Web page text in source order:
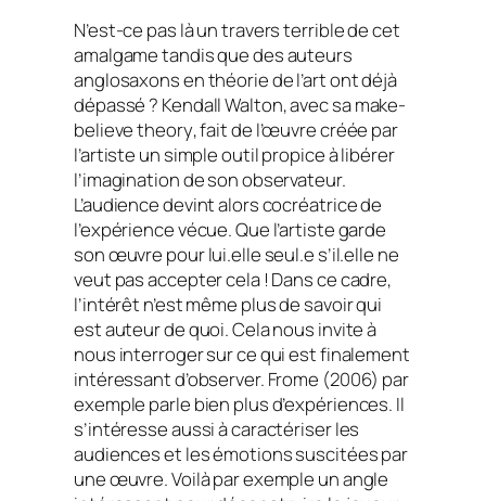
N’est-ce pas là un travers terrible de cet
amalgame tandis que des auteurs
anglosaxons en théorie de l’art ont déjà
dépassé ? Kendall Walton, avec samake-
believe theory, fait de l’œuvre créée par
l’artiste un simple outil propice à libérer
l’imagination de son observateur.
L’audience devint alors cocréatrice de
l’expérience vécue. Que l’artiste garde
son œuvre pour lui.elle seul.e s’il.elle ne
veut pas accepter cela ! Dans ce cadre,
l’intérêt n’est même plus de savoir qui
est auteur de quoi. Cela nous invite à
nous interroger sur ce qui est finalement
intéressant d’observer. Frome (2006) par
exemple parle bien plus d’expériences. Il
s’intéresse aussi à caractériser les
audiences et les émotions suscitées par
une œuvre. Voilà par exemple un angle